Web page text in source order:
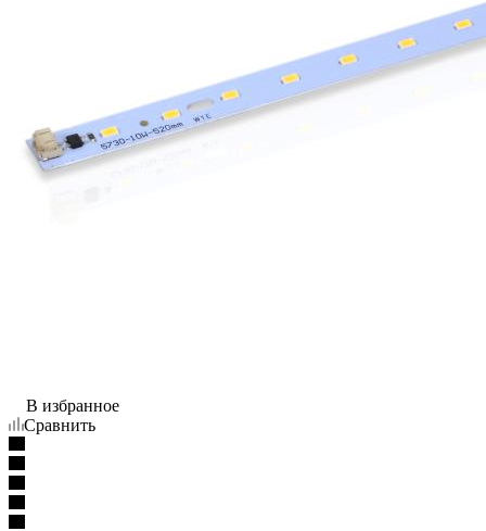
В избранное
Сравнить